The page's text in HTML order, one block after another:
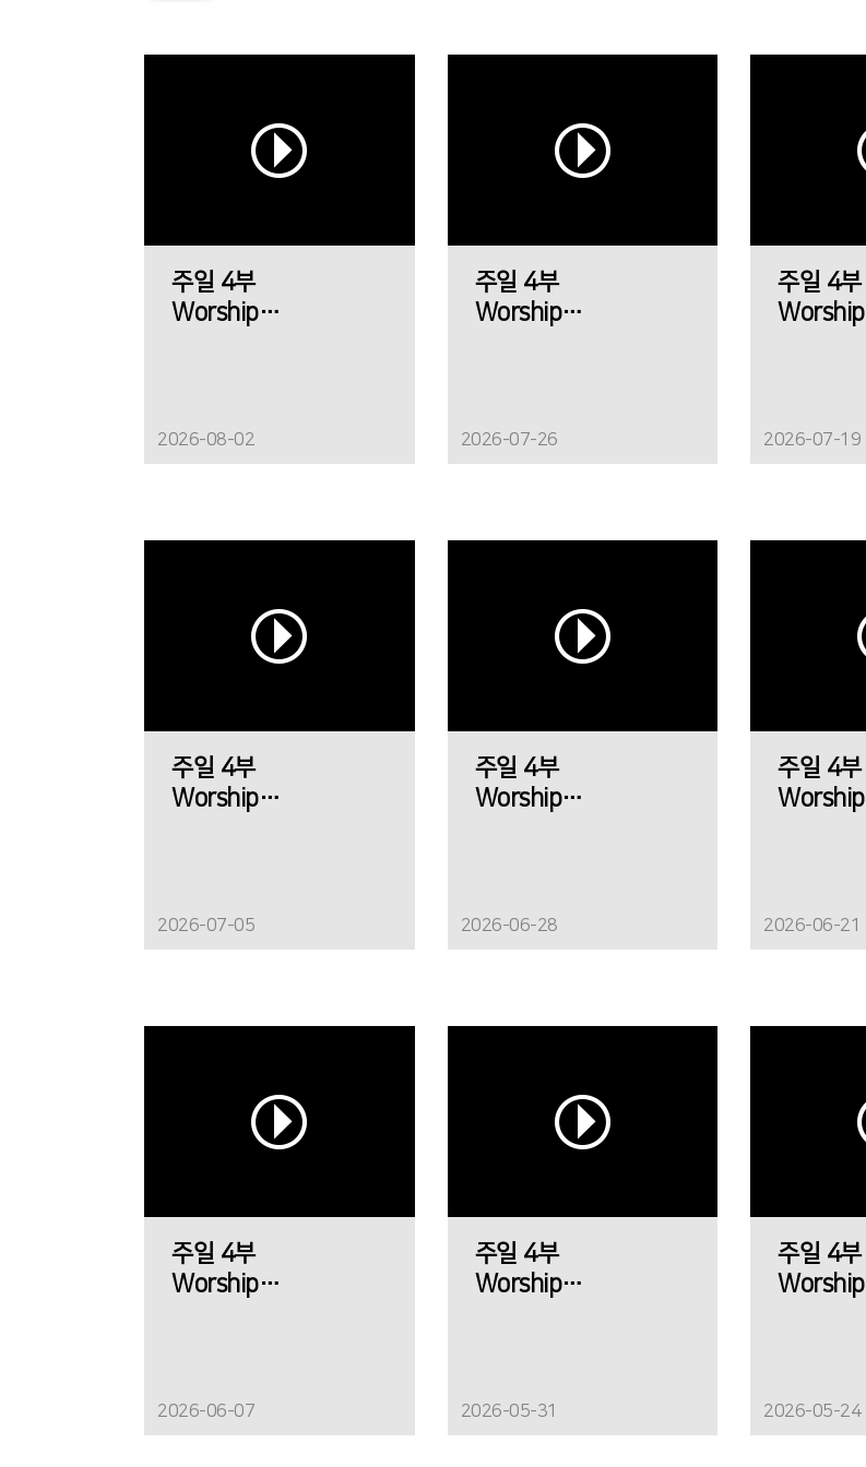
주일 4부
Worship
2026-08-02
주일 4부
Worship
2026-07-26
주일 4부
Worship
2026-07-19
주일 4부
Worship
2026-07-05
주일 4부
Worship
2026-06-28
주일 4부
Worship
2026-06-21
주일 4부
Worship
2026-06-07
주일 4부
Worship
2026-05-31
주일 4부
Worship
2026-05-24